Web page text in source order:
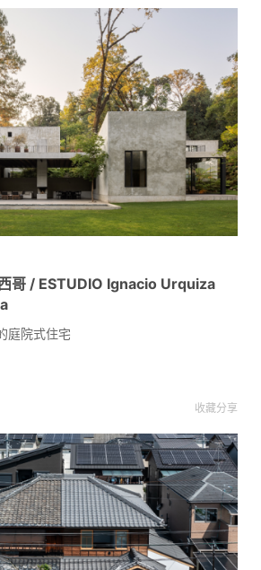
哥 / ESTUDIO Ignacio Urquiza
庭院式住宅
收藏分享